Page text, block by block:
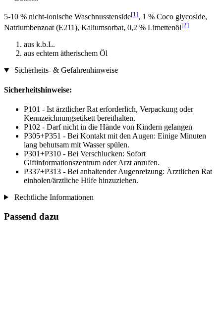
5-10 % nicht-ionische Waschnusstenside[1], 1 % Coco glycoside,
Natriumbenzoat (E211), Kaliumsorbat, 0,2 % Limettenöl[2]
aus k.b.L.
aus echtem ätherischem Öl
Sicherheits- & Gefahrenhinweise
Sicherheitshinweise:
P101 - Ist ärztlicher Rat erforderlich, Verpackung oder
Kennzeichnungsetikett bereithalten.
P102 - Darf nicht in die Hände von Kindern gelangen
P305+P351 - Bei Kontakt mit den Augen: Einige Minuten
lang behutsam mit Wasser spülen.
P301+P310 - Bei Verschlucken: Sofort
Giftinformationszentrum oder Arzt anrufen.
P337+P313 - Bei anhaltender Augenreizung: Ärztlichen Rat
einholen/ärztliche Hilfe hinzuziehen.
Rechtliche Informationen
Passend dazu